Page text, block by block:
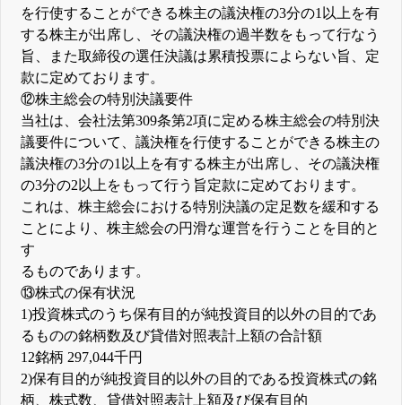
を行使することができる株主の議決権の3分の1以上を有
する株主が出席し、その議決権の過半数をもって行なう
旨、また取締役の選任決議は累積投票によらない旨、定
款に定めております。
⑫株主総会の特別決議要件
当社は、会社法第309条第2項に定める株主総会の特別決
議要件について、議決権を行使することができる株主の
議決権の3分の1以上を有する株主が出席し、その議決権
の3分の2以上をもって行う旨定款に定めております。
これは、株主総会における特別決議の定足数を緩和する
ことにより、株主総会の円滑な運営を行うことを目的と
す
るものであります。
⑬株式の保有状況
1)投資株式のうち保有目的が純投資目的以外の目的であ
るものの銘柄数及び貸借対照表計上額の合計額
12銘柄 297,044千円
2)保有目的が純投資目的以外の目的である投資株式の銘
柄、株式数、貸借対照表計上額及び保有目的